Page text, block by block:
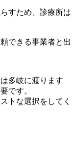
すため、診療所は
できる事業者と出
多岐に渡ります
です。
トな選択をしてく